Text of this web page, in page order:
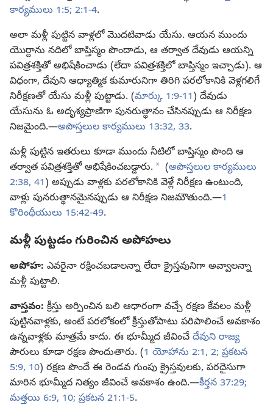
కార్యములు 1:5; 2:1-4.
అలా మళ్లీ పుట్టిన వాళ్లలో మొదటివాడు యేసు. ఆయన ముందు
యొర్దాను నదిలో బాప్తిస్మం పొందాడు, ఆ తర్వాత దేవుడు ఆయన్ని
పవిత్రశక్తితో అభిషేకించాడు (లేదా పవిత్రశక్తిలో బాప్తిస్మం ఇచ్చాడు). ఆ
విధంగా, దేవుని ఆధ్యాత్మిక కుమారునిగా తిరిగి పరలోకానికి వెళ్లగలిగే
నిరీక్షణతో యేసు మళ్లీ పుట్టాడు. (మార్కు 1:9-11) దేవుడు
యేసును ఓ అదృశ్యప్రాణిగా పునరుత్థానం చేసినప్పుడు ఆ నిరీక్షణ
నిజమైంది.—అపొస్తలుల కార్యములు 13:32, 33.
మళ్లీ పుట్టిన ఇతరులు కూడా ముందు నీటిలో బాప్తిస్మం పొంది ఆ
తర్వాత పవిత్రశక్తితో అభిషేకించబడ్డారు. a (అపొస్తలుల కార్యములు
2:38, 41) అప్పుడు వాళ్లకు పరలోకానికి వెళ్లే నిరీక్షణ ఉంటుంది,
వాళ్లు పునరుత్థానమైనప్పుడు ఆ నిరీక్షణ నిజమౌతుంది.—1
కొరింథీయులు 15:42-49.
మళ్లీ పుట్టడం గురించిన అపోహలు
అపోహ: ఎవరైనా రక్షించబడాలన్నా లేదా క్రైస్తవునిగా అవ్వాలన్నా
మళ్లీ పుట్టాలి.
వాస్తవం: క్రీస్తు అర్పించిన బలి ఆధారంగా వచ్చే రక్షణ కేవలం మళ్లీ
పుట్టినవాళ్లకు, అంటే పరలోకంలో క్రీస్తుతోపాటు పరిపాలించే అవకాశం
ఉన్నవాళ్లకు మాత్రమే కాదు. ఈ భూమ్మీద జీవించే దేవుని రాజ్య
పౌరులు కూడా రక్షణ పొందుతారు. (1 యోహాను 2:1, 2; ప్రకటన
5:9, 10) రక్షణ పొందే ఈ రెండవ గుంపు క్రైస్తవులకు, పరదైసుగా
మారిన భూమ్మీద నిత్యం జీవించే అవకాశం ఉంది.—కీర్తన 37:29;
మత్తయి 6:9, 10; ప్రకటన 21:1-5.